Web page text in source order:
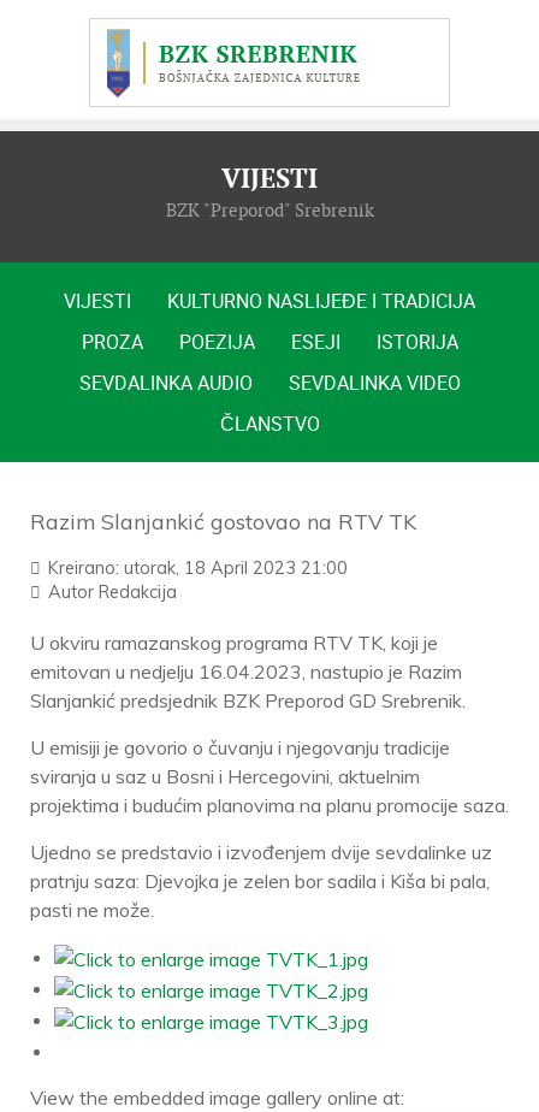
VIJESTI
BZK "Preporod" Srebrenik
VIJESTI
KULTURNO NASLIJEĐE I TRADICIJA
PROZA
POEZIJA ESEJI
ISTORIJA
SEVDALINKA AUDIO
SEVDALINKA VIDEO
ČLANSTVO
Razim Slanjankić gostovao na RTV TK
Kreirano: utorak, 18 April 2023 21:00
Autor Redakcija
U okviru ramazanskog programa RTV TK, koji je
emitovan u nedjelju 16.04.2023, nastupio je Razim
Slanjankić predsjednik BZK Preporod GD Srebrenik.
U emisiji je govorio o čuvanju i njegovanju tradicije
sviranja u saz u Bosni i Hercegovini, aktuelnim
projektima i budućim planovima na planu promocije saza.
Ujedno se predstavio i izvođenjem dvije sevdalinke uz
pratnju saza: Djevojka je zelen bor sadila i Kiša bi pala,
pasti ne može.
View the embedded image gallery online at: